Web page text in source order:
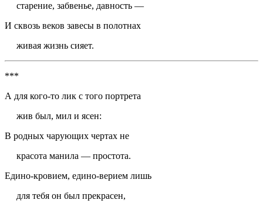
старение, забвенье, давность —
И сквозь веков завесы в полотнах
живая жизнь сияет.
***
А для кого-то лик с того портрета
жив был, мил и ясен:
В родных чарующих чертах не
красота манила — простота.
Едино-кровием, едино-верием лишь
для тебя он был прекрасен,